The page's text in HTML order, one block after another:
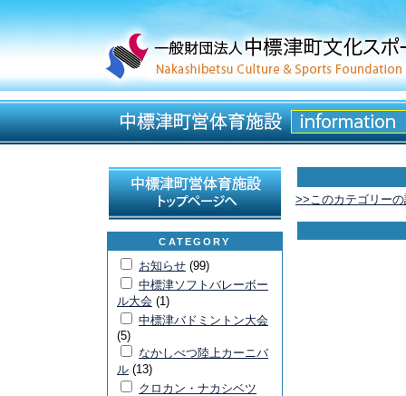
CATEGORY
お知らせ (99)
中標津ソフトバレーボー
ル大会 (1)
中標津バドミントン大会
(5)
なかしべつ陸上カーニバ
ル (13)
クロカン・ナカシベツ
>>このカテゴリー